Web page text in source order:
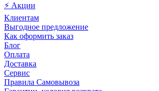
⚡ Акции
Клиентам
Выгодное предложение
Как оформить заказ
Блог
Оплата
Доставка
Сервис
Правила Самовывоза